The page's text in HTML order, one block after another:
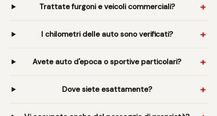
Trattate furgoni e veicoli commerciali?
I chilometri delle auto sono verificati?
Avete auto d'epoca o sportive particolari?
Dove siete esattamente?